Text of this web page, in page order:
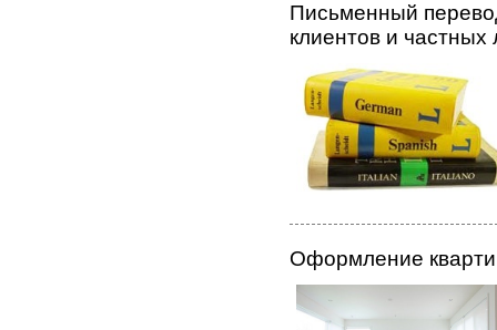
Письменный
клиентов и частных
Оформление